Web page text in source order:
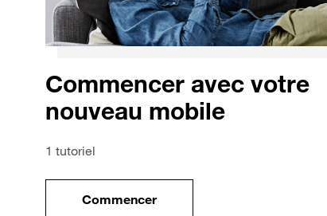
Commencer avec votre
nouveau mobile
1 tutoriel
Commencerle tuto pour Commencer avec